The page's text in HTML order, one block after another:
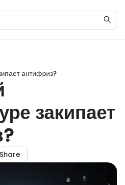
антифриз?
закипает
Share